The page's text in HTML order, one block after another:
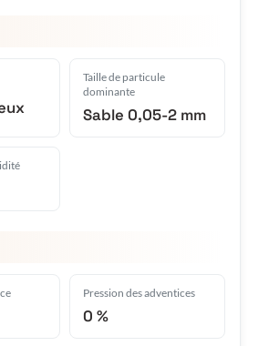
Taille de particule
dominante
Sable 0,05-2 mm
Pression des adventices
0 %